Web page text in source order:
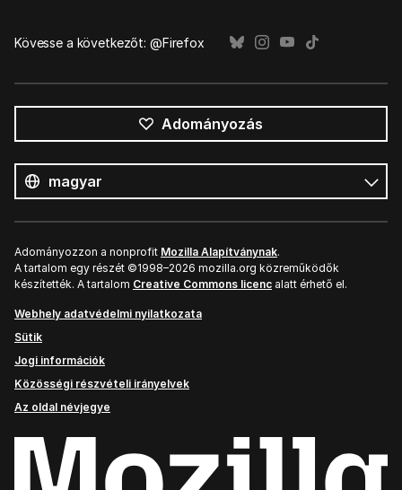
Kövesse a következőt: @Firefox
Adományozás
nyelv
Nyelv
Adományozzon a nonprofit Mozilla Alapítványnak.
A tartalom egy részét ©1998–2026 mozilla.org közreműködők
készítették. A tartalom Creative Commons licenc alatt érhető el.
Webhely adatvédelmi nyilatkozata
Sütik
Jogi információk
Közösségi részvételi irányelvek
Az oldal névjegye